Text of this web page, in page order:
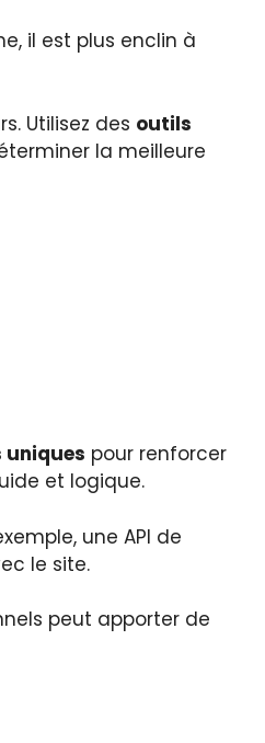
il est plus enclin à
Utilisez des outils
la meilleure
uniques pour renforcer
et logique.
une API de
le site.
peut apporter de